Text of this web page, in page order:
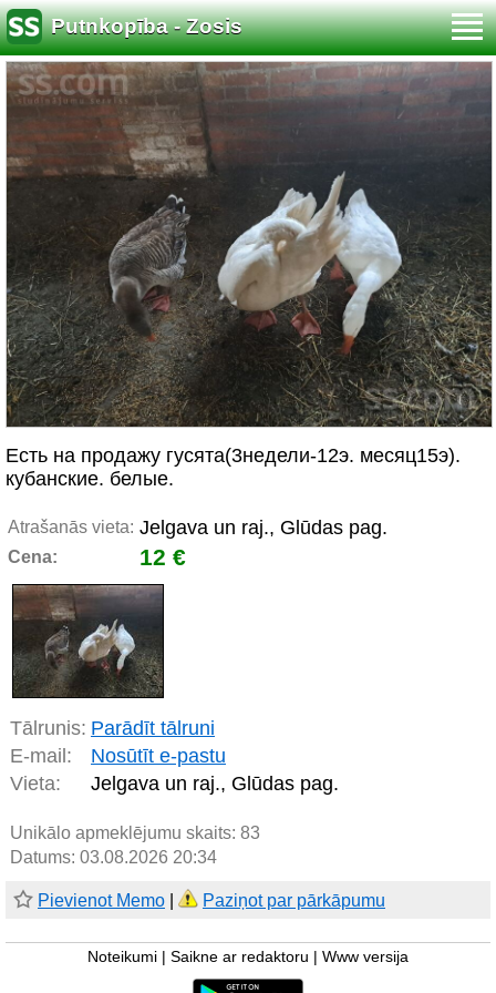
Putnkopība - Zosis
Есть на продажу гусята(3недели-12э. месяц15э).
кубанские. белые.
Atrašanās vieta: Jelgava un raj., Glūdas pag.
Cena: 12 €
Tālrunis: Parādīt tālruni
E-mail:
Nosūtīt e-pastu
Vieta:
Jelgava un raj., Glūdas pag.
Unikālo apmeklējumu skaits: 83
Datums: 03.08.2026 20:34
Pievienot Memo Paziņot par pārkāpumu
Noteikumi Saikne ar redaktoru Www versija